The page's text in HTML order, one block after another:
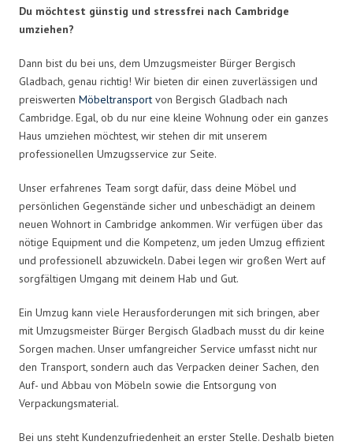
Du möchtest günstig und stressfrei nach Cambridge
umziehen?
Dann bist du bei uns, dem Umzugsmeister Bürger Bergisch
Gladbach, genau richtig! Wir bieten dir einen zuverlässigen und
preiswerten Möbeltransport von Bergisch Gladbach nach
Cambridge. Egal, ob du nur eine kleine Wohnung oder ein ganzes
Haus umziehen möchtest, wir stehen dir mit unserem
professionellen Umzugsservice zur Seite.
Unser erfahrenes Team sorgt dafür, dass deine Möbel und
persönlichen Gegenstände sicher und unbeschädigt an deinem
neuen Wohnort in Cambridge ankommen. Wir verfügen über das
nötige Equipment und die Kompetenz, um jeden Umzug effizient
und professionell abzuwickeln. Dabei legen wir großen Wert auf
sorgfältigen Umgang mit deinem Hab und Gut.
Ein Umzug kann viele Herausforderungen mit sich bringen, aber
mit Umzugsmeister Bürger Bergisch Gladbach musst du dir keine
Sorgen machen. Unser umfangreicher Service umfasst nicht nur
den Transport, sondern auch das Verpacken deiner Sachen, den
Auf- und Abbau von Möbeln sowie die Entsorgung von
Verpackungsmaterial.
Bei uns steht Kundenzufriedenheit an erster Stelle. Deshalb bieten